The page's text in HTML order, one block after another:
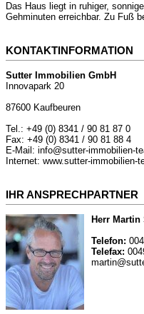
Das Haus liegt in ruhiger,
Gehminuten erreichbar. Zu Fuß
KONTAKTINFORMATION
Sutter Immobilien GmbH
Innovapark 20
87600 Kaufbeuren
Tel.: +49 (0) 8341 / 90 81 87 0
Fax: +49 (0) 8341 / 90 81 88 4
E-Mail: info@sutter-immobilien-
Internet: www.sutter-immobilien-
IHR ANSPRECHPARTNER
Herr Martin
Telefon:
Telefax: